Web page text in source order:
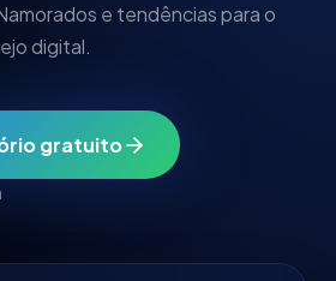
e tendências para o
digital.
gratuito